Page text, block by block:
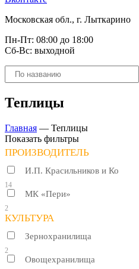
Московская обл., г. Лыткарино
Пн-Пт: 08:00 до 18:00
Сб-Вс: выходной
Поиск
товаров
Теплицы
Главная — Теплицы
Показать фильтры
ПРОИЗВОДИТЕЛЬ
И.П. Красильников и Ко
14
МК «Пери»
2
КУЛЬТУРА
Зернохранилища
2
Овощехранилища